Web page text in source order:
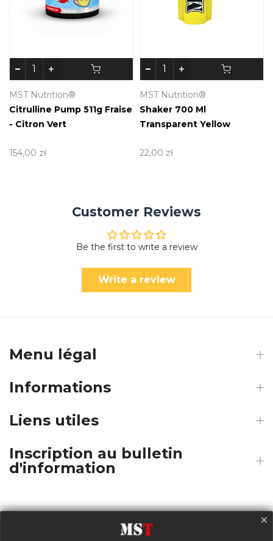
MST Nutrition®
Citrulline Pump 511g Fraise
- Citron Vert
154,00 zł
MST Nutrition®
Shaker 700 Ml
Transparent Yellow
22,00 zł
Customer Reviews
Be the first to write a review
Write a review
Menu légal
Informations
Liens utiles
Inscription au bulletin
d'information
Payments